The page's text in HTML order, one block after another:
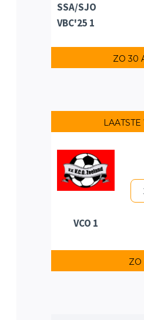
SSA/SJO
VBC'25 1
ZO 30
VCO 1
ZO